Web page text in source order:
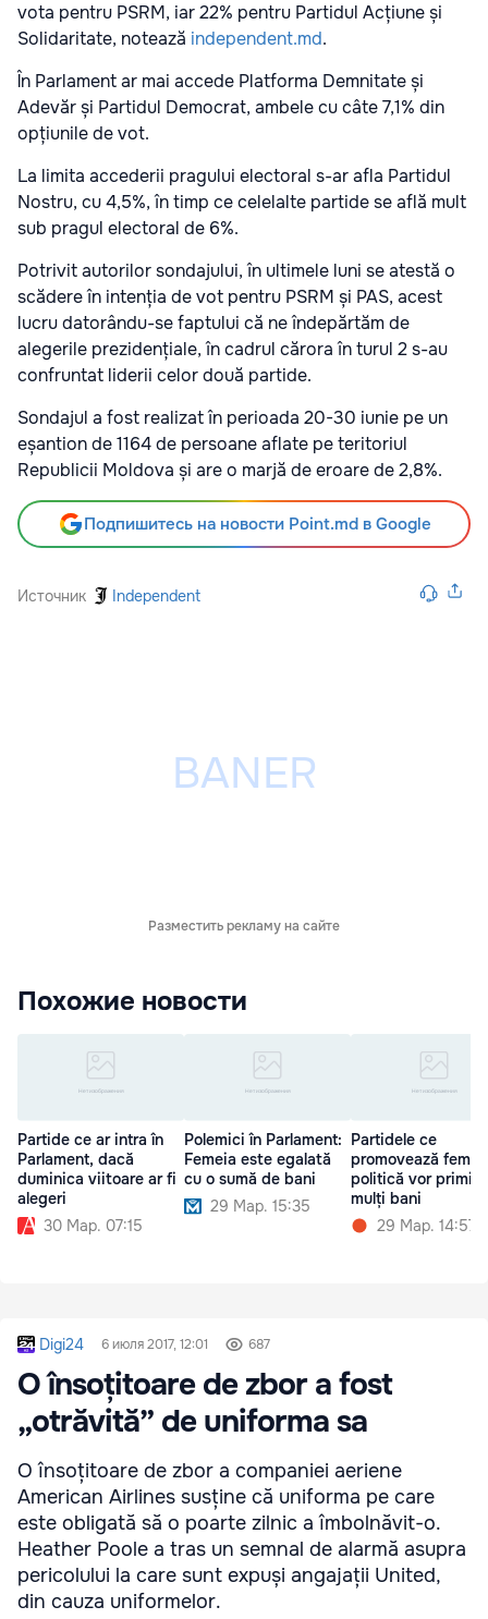
vota pentru PSRM, iar 22% pentru Partidul Acțiune și
Solidaritate, notează independent.md.
În Parlament ar mai accede Platforma Demnitate și
Adevăr și Partidul Democrat, ambele cu câte 7,1% din
opțiunile de vot.
La limita accederii pragului electoral s-ar afla Partidul
Nostru, cu 4,5%, în timp ce celelalte partide se află mult
sub pragul electoral de 6%.
Potrivit autorilor sondajului, în ultimele luni se atestă o
scădere în intenția de vot pentru PSRM și PAS, acest
lucru datorându-se faptului că ne îndepărtăm de
alegerile prezidențiale, în cadrul cărora în turul 2 s-au
confruntat liderii celor două partide.
Sondajul a fost realizat în perioada 20-30 iunie pe un
eșantion de 1164 de persoane aflate pe teritoriul
Republicii Moldova și are o marjă de eroare de 2,8%.
Подпишитесь на новости Point.md в Google
Источник Independent
Разместить рекламу на сайте
Похожие новости
Partide ce ar intra în
Parlament, dacă
duminica viitoare ar fi
alegeri
30 Мар. 07:15
Polemici în Parlament:
Femeia este egalată
cu o sumă de bani
29 Мар. 15:35
Partidele ce
promovează
politică vor primi
mulți bani
29 Мар. 14:57
Digi24 6 июля 2017, 12:01 687
O însoțitoare de zbor a fost
„otrăvită” de uniforma sa
O însoțitoare de zbor a companiei aeriene
American Airlines susține că uniforma pe care
este obligată să o poarte zilnic a îmbolnăvit-o.
Heather Poole a tras un semnal de alarmă asupra
pericolului la care sunt expuși angajații United,
din cauza uniformelor.